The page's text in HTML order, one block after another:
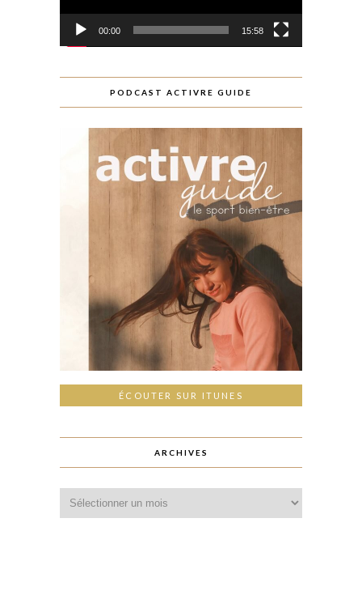
00:00 15:58
PODCAST ACTIVRE GUIDE
ÉCOUTER SUR ITUNES
ARCHIVES